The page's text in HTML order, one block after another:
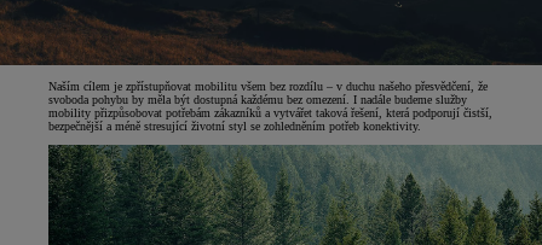
Naším cílem je zpřístupňovat mobilitu všem bez rozdílu – v duchu našeho přesvědčení, že
svoboda pohybu by měla být dostupná každému bez omezení. I nadále budeme služby
mobility přizpůsobovat potřebám zákazníků a vytvářet taková řešení, která podporují čistší,
bezpečnější a méně stresující životní styl se zohledněním potřeb konektivity.